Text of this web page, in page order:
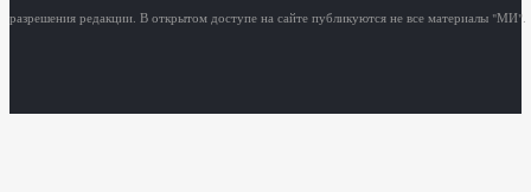
разрешения редакции. В открытом доступе на сайте публикуются не все материалы "МИ".